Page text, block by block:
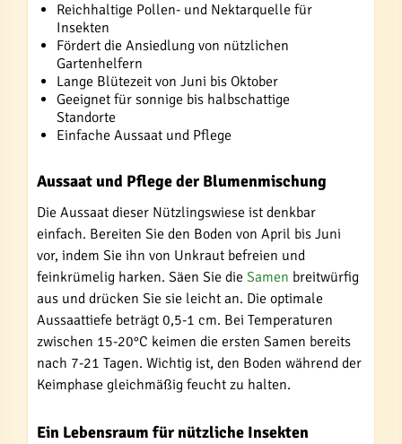
Reichhaltige Pollen- und Nektarquelle für
Insekten
Fördert die Ansiedlung von nützlichen
Gartenhelfern
Lange Blütezeit von Juni bis Oktober
Geeignet für sonnige bis halbschattige
Standorte
Einfache Aussaat und Pflege
Aussaat und Pflege der Blumenmischung
Die Aussaat dieser Nützlingswiese ist denkbar
einfach. Bereiten Sie den Boden von April bis Juni
vor, indem Sie ihn von Unkraut befreien und
feinkrümelig harken. Säen Sie die Samen breitwürfig
aus und drücken Sie sie leicht an. Die optimale
Aussaattiefe beträgt 0,5-1 cm. Bei Temperaturen
zwischen 15-20°C keimen die ersten Samen bereits
nach 7-21 Tagen. Wichtig ist, den Boden während der
Keimphase gleichmäßig feucht zu halten.
Ein Lebensraum für nützliche Insekten